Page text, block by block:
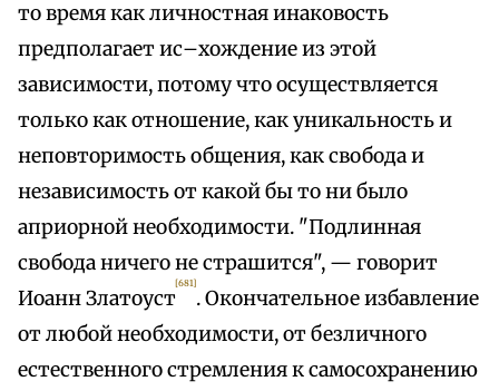
то время как личностная инаковость
предполагает ис–хождение из этой
зависимости, потому что осуществляется
только как отношение, как уникальность и
неповторимость общения, как свобода и
независимость от какой бы то ни было
априорной необходимости. "Подлинная
свобода ничего не страшится", — говорит
Иоанн Златоуст
[681]
. Окончательное избавление
от любой необходимости, от безличного
естественного стремления к самосохранению